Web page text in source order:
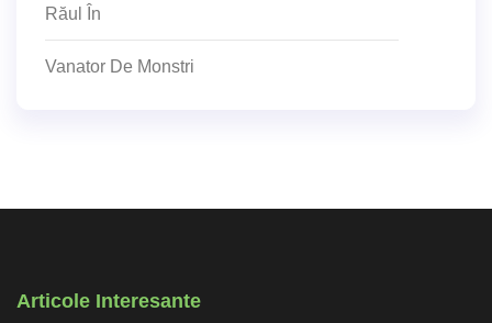
Răul În
Vanator De Monstri
Articole Interesante